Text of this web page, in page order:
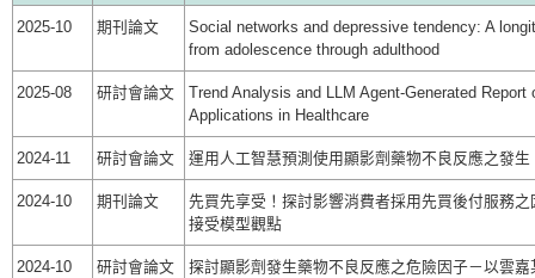
2025-10 期刊論文
Social networks and depressive tendency: A
from adolescence through adulthood
2025-08 研討會論文
Trend Analysis and LLM Agent-Generated Report
Applications in Healthcare
2024-11 研討會論文 運用人工智慧預測使用顯影劑藥物不良反應之發生
2024-10 期刊論文
先買先享受！探討影響消費者採用先買後付服務之
接受模型觀點
2024-10 研討會論文
探討顯影劑發生藥物不良反應之危險因子－以雲嘉